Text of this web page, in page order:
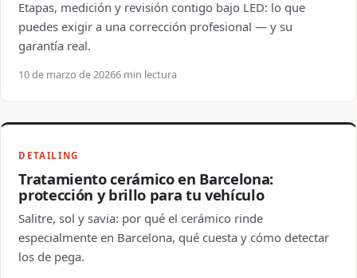
Etapas, medición y revisión contigo bajo LED: lo que
puedes exigir a una corrección profesional — y su
garantía real.
10 de marzo de 20266 min lectura
DETAILING
Tratamiento cerámico en Barcelona:
protección y brillo para tu vehículo
Salitre, sol y savia: por qué el cerámico rinde
especialmente en Barcelona, qué cuesta y cómo detectar
los de pega.